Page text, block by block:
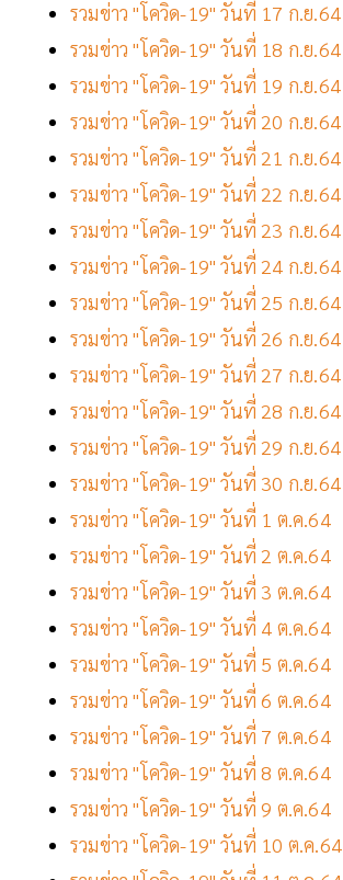
รวมข่าว "โควิด-19" วันที่ 17 ก.ย.64
รวมข่าว "โควิด-19" วันที่ 18 ก.ย.64
รวมข่าว "โควิด-19" วันที่ 19 ก.ย.64
รวมข่าว "โควิด-19" วันที่ 20 ก.ย.64
รวมข่าว "โควิด-19" วันที่ 21 ก.ย.64
รวมข่าว "โควิด-19" วันที่ 22 ก.ย.64
รวมข่าว "โควิด-19" วันที่ 23 ก.ย.64
รวมข่าว "โควิด-19" วันที่ 24 ก.ย.64
รวมข่าว "โควิด-19" วันที่ 25 ก.ย.64
รวมข่าว "โควิด-19" วันที่ 26 ก.ย.64
รวมข่าว "โควิด-19" วันที่ 27 ก.ย.64
รวมข่าว "โควิด-19" วันที่ 28 ก.ย.64
รวมข่าว "โควิด-19" วันที่ 29 ก.ย.64
รวมข่าว "โควิด-19" วันที่ 30 ก.ย.64
รวมข่าว "โควิด-19" วันที่ 1 ต.ค.64
รวมข่าว "โควิด-19" วันที่ 2 ต.ค.64
รวมข่าว "โควิด-19" วันที่ 3 ต.ค.64
รวมข่าว "โควิด-19" วันที่ 4 ต.ค.64
รวมข่าว "โควิด-19" วันที่ 5 ต.ค.64
รวมข่าว "โควิด-19" วันที่ 6 ต.ค.64
รวมข่าว "โควิด-19" วันที่ 7 ต.ค.64
รวมข่าว "โควิด-19" วันที่ 8 ต.ค.64
รวมข่าว "โควิด-19" วันที่ 9 ต.ค.64
รวมข่าว "โควิด-19" วันที่ 10 ต.ค.64